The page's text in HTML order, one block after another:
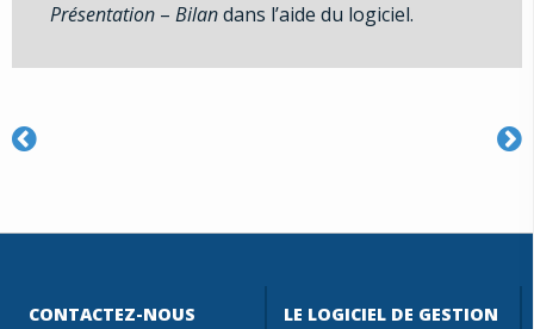
Présentation – Bilandans l’aide du logiciel.
CONTACTEZ-NOUS LE LOGICIEL DE GESTION